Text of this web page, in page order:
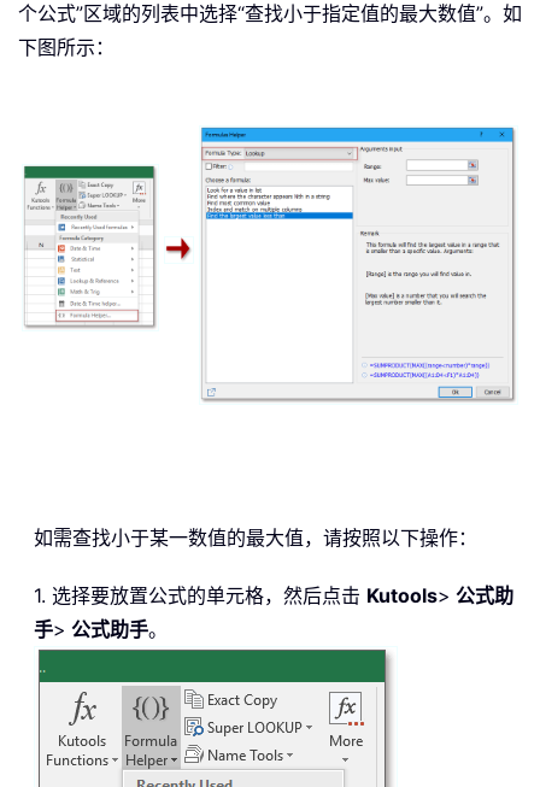
个公式”区域的列表中选择“查找小于指定值的最大数值”。如
下图所示：
如需查找小于某一数值的最大值，请按照以下操作：
1. 选择要放置公式的单元格，然后点击 Kutools> 公式助
手> 公式助手。